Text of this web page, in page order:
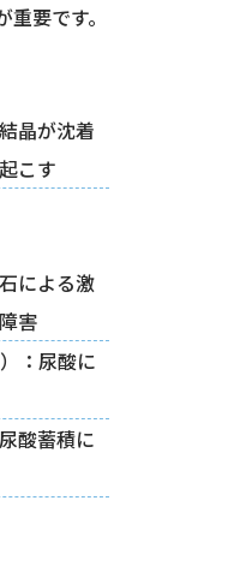
要です。
晶が沈着
こす
による激
害
：尿酸に
酸蓄積に